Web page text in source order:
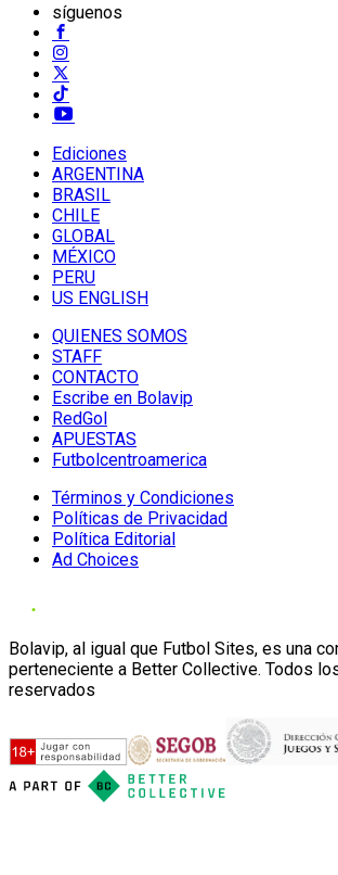
síguenos
Ediciones
ARGENTINA
BRASIL
CHILE
GLOBAL
MÉXICO
PERU
US ENGLISH
QUIENES SOMOS
STAFF
CONTACTO
Escribe en Bolavip
RedGol
APUESTAS
Futbolcentroamerica
Términos y Condiciones
Políticas de Privacidad
Política Editorial
Ad Choices
Bolavip, al igual que Futbol Sites, es una
perteneciente a Better Collective. Todos
reservados